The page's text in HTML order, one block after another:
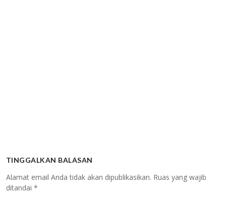
TINGGALKAN BALASAN
Alamat email Anda tidak akan dipublikasikan. Ruas yang wajib
ditandai *